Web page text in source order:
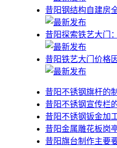
昔阳钢结构自建房
昔阳探索铁艺大门
昔阳铁艺大门价格
昔阳不锈钢旗杆的
昔阳不锈钢宣传栏
昔阳不锈钢钣金加
昔阳金属雕花板岗
昔阳旗台制作主要